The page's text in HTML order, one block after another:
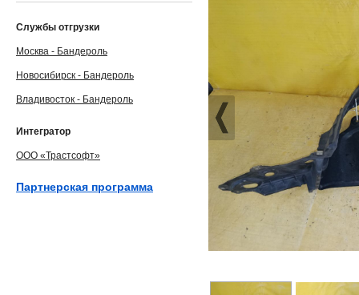
Службы отгрузки
Москва - Бандероль
Новосибирск - Бандероль
Владивосток - Бандероль
Интегратор
ООО «Трастсофт»
Партнерская программа